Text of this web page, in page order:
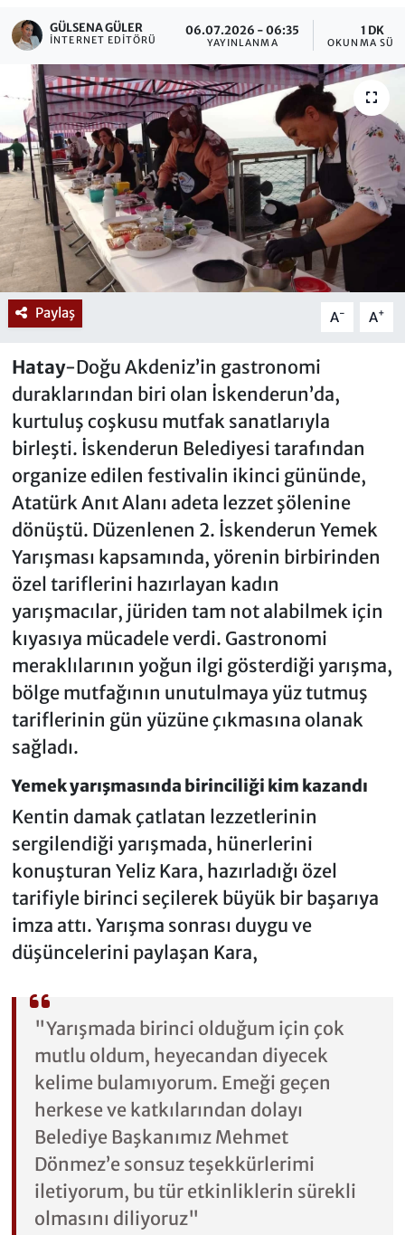
GÜLSENA GÜLER
İNTERNET EDITÖRÜ
06.07.2026 - 06:35
YAYINLANMA
1 DK
OKUNMA
Paylaş A- A+
Hatay-Doğu Akdeniz’in gastronomi
duraklarından biri olan İskenderun’da,
kurtuluş coşkusu mutfak sanatlarıyla
birleşti. İskenderun Belediyesi tarafından
organize edilen festivalin ikinci gününde,
Atatürk Anıt Alanı adeta lezzet şölenine
dönüştü. Düzenlenen 2. İskenderun Yemek
Yarışması kapsamında, yörenin birbirinden
özel tariflerini hazırlayan kadın
yarışmacılar, jüriden tam not alabilmek için
kıyasıya mücadele verdi. Gastronomi
meraklılarının yoğun ilgi gösterdiği yarışma,
bölge mutfağının unutulmaya yüz tutmuş
tariflerinin gün yüzüne çıkmasına olanak
sağladı.
Yemek yarışmasında birinciliği kim kazandı
Kentin damak çatlatan lezzetlerinin
sergilendiği yarışmada, hünerlerini
konuşturan Yeliz Kara, hazırladığı özel
tarifiyle birinci seçilerek büyük bir başarıya
imza attı. Yarışma sonrası duygu ve
düşüncelerini paylaşan Kara,
"Yarışmada birinci olduğum için çok
mutlu oldum, heyecandan diyecek
kelime bulamıyorum. Emeği geçen
herkese ve katkılarından dolayı
Belediye Başkanımız Mehmet
Dönmez’e sonsuz teşekkürlerimi
iletiyorum, bu tür etkinliklerin sürekli
olmasını diliyoruz"